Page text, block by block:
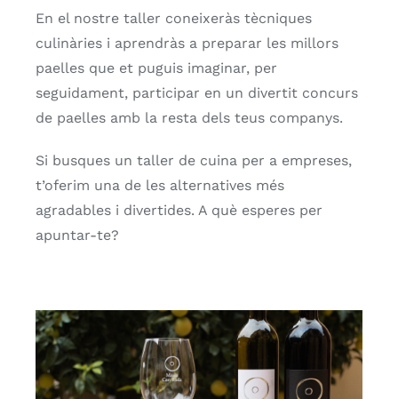
En el nostre taller coneixeràs tècniques
culinàries i aprendràs a preparar les millors
paelles que et puguis imaginar, per
seguidament, participar en un divertit concurs
de paelles amb la resta dels teus companys.
Si busques un taller de cuina per a empreses,
t’oferim una de les alternatives més
agradables i divertides. A què esperes per
apuntar-te?